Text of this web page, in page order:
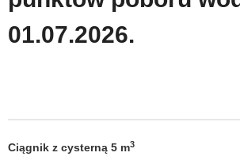
01.07.2026.
Ciągnik z cysterną 5 m3